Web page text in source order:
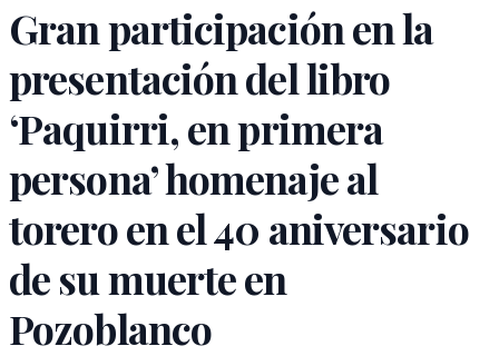
Gran participación en la
presentación del libro
‘Paquirri, en primera
persona’ homenaje al
torero en el 40 aniversario
de su muerte en
Pozoblanco